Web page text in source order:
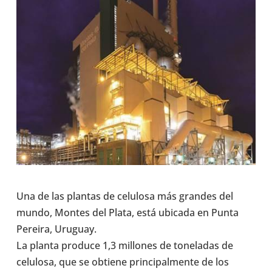
Una de las plantas de celu­losa más grandes del
mundo, Montes del Plata, está ubicada en Punta
Pereira, Uruguay.
La planta produce 1,3 millo­nes de tone­la­das de
celu­losa, que se obtiene prin­ci­pal­mente de los